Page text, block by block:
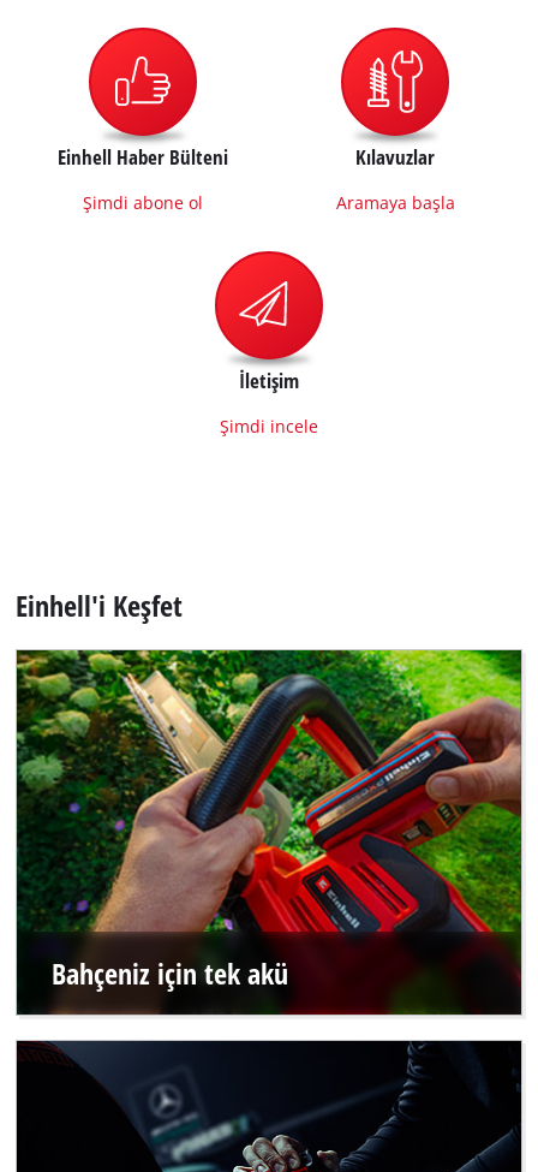
Einhell Haber Bülteni
Şimdi abone ol
Kılavuzlar
Aramaya başla
İletişim
Şimdi incele
Einhell'i Keşfet
Bahçeniz için tek akü